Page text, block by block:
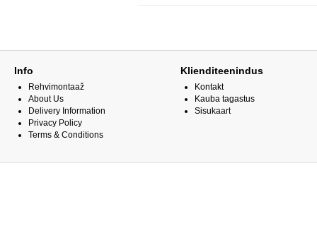
Info
Rehvimontaaž
About Us
Delivery Information
Privacy Policy
Terms & Conditions
Klienditeenindus
Kontakt
Kauba tagastus
Sisukaart